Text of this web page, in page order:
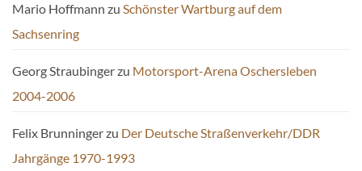
Mario Hoffmann zu Schönster Wartburg auf dem
Sachsenring
Georg Straubingerzu Motorsport-Arena Oschersleben
2004-2006
Felix Brunningerzu Der Deutsche Straßenverkehr/DDR
Jahrgänge 1970-1993